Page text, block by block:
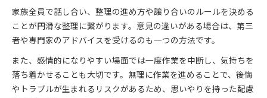
家族全員で話し合い、整理の進め方や譲り合いのルールを決める
ことが円滑な整理に繋がります。意見の違いがある場合は、第三
者や専門家のアドバイスを受けるのも一つの方法です。
また、感情的になりやすい場面では一度作業を中断し、気持ちを
落ち着かせることも大切です。無理に作業を進めることで、後悔
やトラブルが生まれるリスクがあるため、思いやりを持った配慮